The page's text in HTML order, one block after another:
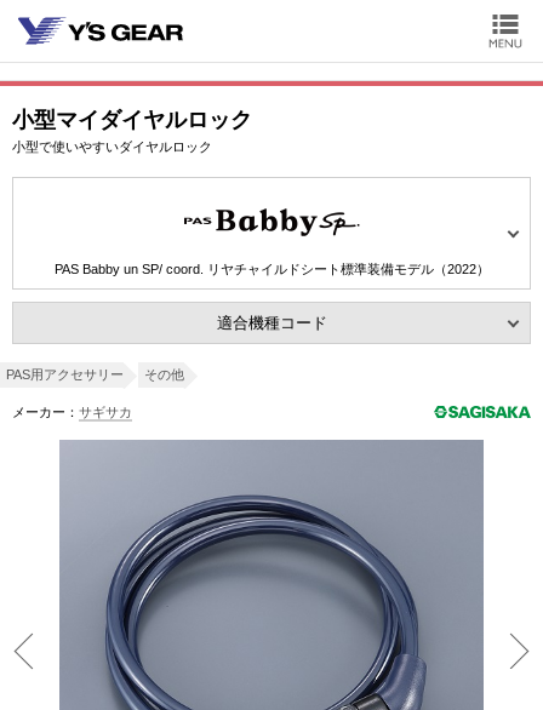
小型マイダイヤルロック
小型で使いやすいダイヤルロック
PAS Babby un SP/ coord. リヤチャイルドシート標準装備モデル（2022）
適合機種コード
PAS用アクセサリー その他
メーカー： サギサカ